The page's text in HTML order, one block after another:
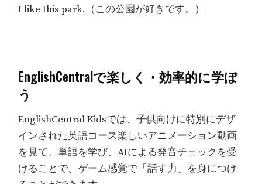
I like this park.（この公園が好きです。）
EnglishCentralで楽しく・効率的に学ぼ
う
EnglishCentral Kidsでは、子供向けに特別にデザ
インされた英語コース楽しいアニメーション動画
を見て、単語を学び、AIによる発音チェックを受
けることで、ゲーム感覚で「話す力」を身につけ